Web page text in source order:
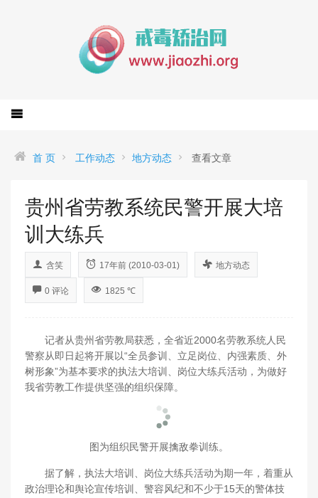
首 页 工作动态 地方动态 查看文章
贵州省劳教系统民警开展大培
训大练兵
含笑 17年前 (2010-03-01) 地方动态
0 评论 1825 ℃
记者从贵州省劳教局获悉，全省近2000名劳教系统人民
警察从即日起将开展以“全员参训、立足岗位、内强素质、外
树形象”为基本要求的执法大培训、岗位大练兵活动，为做好
我省劳教工作提供坚强的组织保障。
图为组织民警开展擒敌拳训练。
据了解，执法大培训、岗位大练兵活动为期一年，着重从
政治理论和舆论宣传培训、警容风纪和不少于15天的警体技